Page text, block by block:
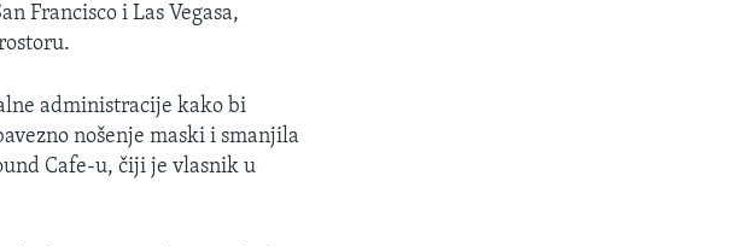
Francisco i Las Vegasa,
administracije kako bi
nošenje maski i smanjila
Cafe-u, čiji je vlasnik u